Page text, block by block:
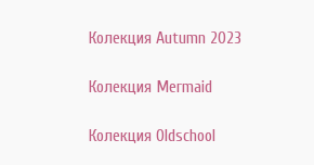
Колекция Autumn 2023
Колекция Mermaid
Колекция Oldschool